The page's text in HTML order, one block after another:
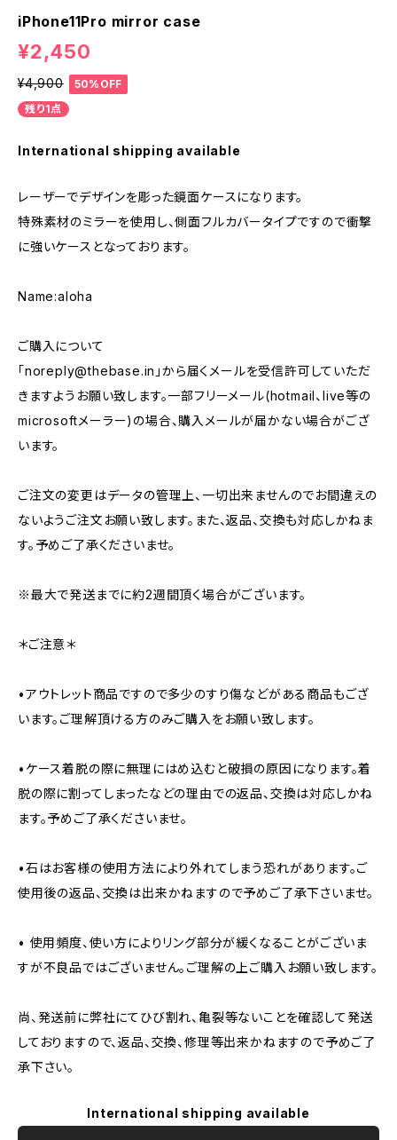
iPhone11Pro mirror case
¥2,450
¥4,900
50%OFF
残り1点
International shipping available
レーザーでデザインを彫った鏡面ケースになります。
特殊素材のミラーを使用し、側面フルカバータイプですので衝撃
に強いケースとなっております。
Name:aloha
ご購入について
「noreply@thebase.in 」から届くメールを受信許可していただ
きますようお願い致します。一部フリーメール(hotmail、live等の
microsoftメーラー)の場合、購入メールが届かない場合がござ
います。
ご注文の変更はデータの管理上、一切出来ませんのでお間違えの
ないようご注文お願い致します。また、返品、交換も対応しかねま
す。予めご了承くださいませ。
※最大で発送までに約2週間頂く場合がございます。
＊ご注意＊
•アウトレット商品ですので多少のすり傷などがある商品もござ
います。ご理解頂ける方のみご購入をお願い致します。
•ケース着脱の際に無理にはめ込むと破損の原因になります。着
脱の際に割ってしまったなどの理由での返品、交換は対応しかね
ます。予めご了承くださいませ。
•石はお客様の使用方法により外れてしまう恐れがあります。ご
使用後の返品、交換は出来かねますので予めご了承下さいませ。
• 使用頻度、使い方によりリング部分が緩くなることがございま
すが不良品ではございません。ご理解の上ご購入お願い致します。
尚、発送前に弊社にてひび割れ、亀裂等ないことを確認して発送
しておりますので、返品、交換、修理等出来かねますので予めご了
承下さい。
International shipping available